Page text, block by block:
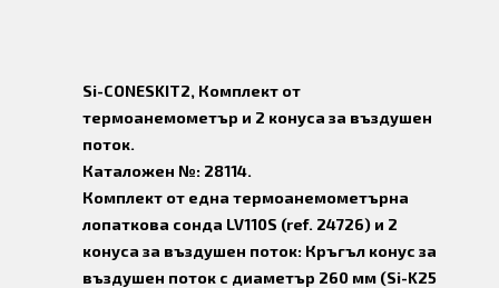
Si-CONESKIT2, Комплект от
термоанемометър и 2 конуса за въздушен
поток.
Каталожен №: 28114.
Комплект от една термоанемометърна
лопаткова сонда LV110S (ref. 24726) и 2
конуса за въздушен поток: Кръгъл конус за
въздушен поток с диаметър 260 мм (Si-K25